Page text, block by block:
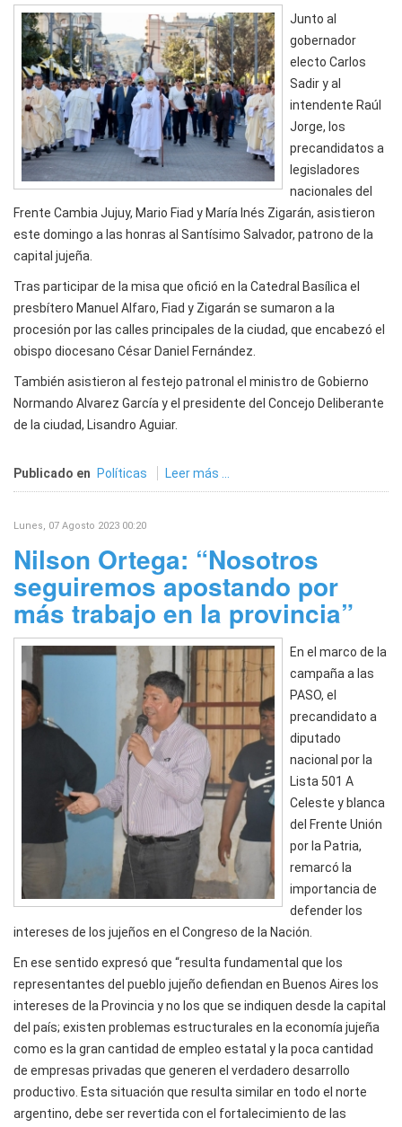
Junto al
gobernador
electo Carlos
Sadir y al
intendente Raúl
Jorge, los
precandidatos a
legisladores
nacionales del
Frente Cambia Jujuy, Mario Fiad y María Inés Zigarán, asistieron
este domingo a las honras al Santísimo Salvador, patrono de la
capital jujeña.
Tras participar de la misa que ofició en la Catedral Basílica el
presbítero Manuel Alfaro, Fiad y Zigarán se sumaron a la
procesión por las calles principales de la ciudad, que encabezó el
obispo diocesano César Daniel Fernández.
También asistieron al festejo patronal el ministro de Gobierno
Normando Alvarez García y el presidente del Concejo Deliberante
de la ciudad, Lisandro Aguiar.
Publicado en Políticas Leer más ...
Lunes, 07 Agosto 2023 00:20
Nilson Ortega: “Nosotros
seguiremos apostando por
más trabajo en la provincia”
En el marco de la
campaña a las
PASO, el
precandidato a
diputado
nacional por la
Lista 501 A
Celeste y blanca
del Frente Unión
por la Patria,
remarcó la
importancia de
defender los
intereses de los jujeños en el Congreso de la Nación.
En ese sentido expresó que “resulta fundamental que los
representantes del pueblo jujeño defiendan en Buenos Aires los
intereses de la Provincia y no los que se indiquen desde la capital
del país; existen problemas estructurales en la economía jujeña
como es la gran cantidad de empleo estatal y la poca cantidad
de empresas privadas que generen el verdadero desarrollo
productivo. Esta situación que resulta similar en todo el norte
argentino, debe ser revertida con el fortalecimiento de las